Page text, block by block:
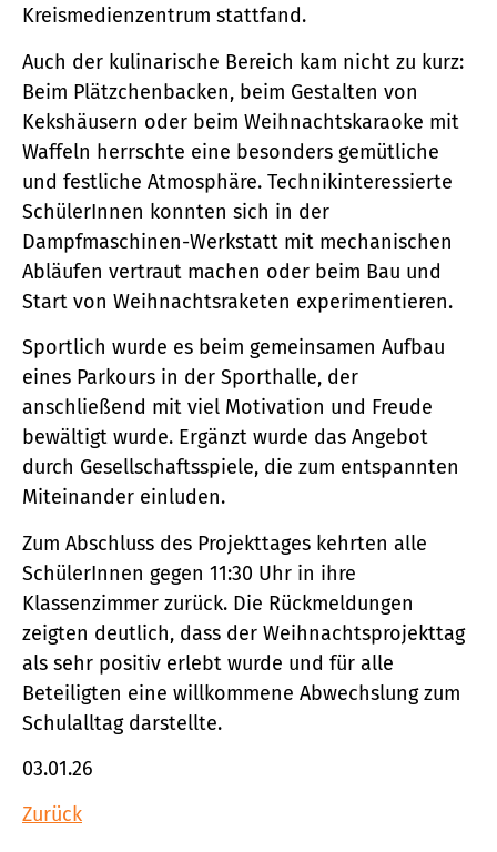
Kreismedienzentrum stattfand.
Auch der kulinarische Bereich kam nicht zu kurz:
Beim Plätzchenbacken, beim Gestalten von
Kekshäusern oder beim Weihnachtskaraoke mit
Waffeln herrschte eine besonders gemütliche
und festliche Atmosphäre. Technikinteressierte
SchülerInnen konnten sich in der
Dampfmaschinen-Werkstatt mit mechanischen
Abläufen vertraut machen oder beim Bau und
Start von Weihnachtsraketen experimentieren.
Sportlich wurde es beim gemeinsamen Aufbau
eines Parkours in der Sporthalle, der
anschließend mit viel Motivation und Freude
bewältigt wurde. Ergänzt wurde das Angebot
durch Gesellschaftsspiele, die zum entspannten
Miteinander einluden.
Zum Abschluss des Projekttages kehrten alle
SchülerInnen gegen 11:30 Uhr in ihre
Klassenzimmer zurück. Die Rückmeldungen
zeigten deutlich, dass der Weihnachtsprojekttag
als sehr positiv erlebt wurde und für alle
Beteiligten eine willkommene Abwechslung zum
Schulalltag darstellte.
03.01.26
Zurück